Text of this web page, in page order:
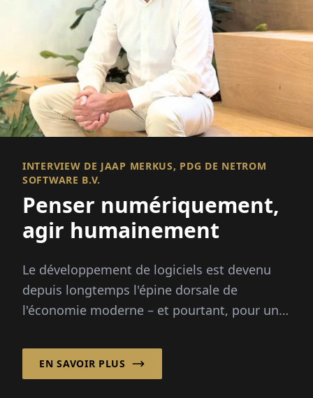
INTERVIEW DE JAAP MERKUS, PDG DE NETROM
SOFTWARE B.V.
Penser numériquement,
agir humainement
Le développement de logiciels est devenu
depuis longtemps l'épine dorsale de
l'économie moderne – et pourtant, pour une
faut des humains...
EN SAVOIR PLUS